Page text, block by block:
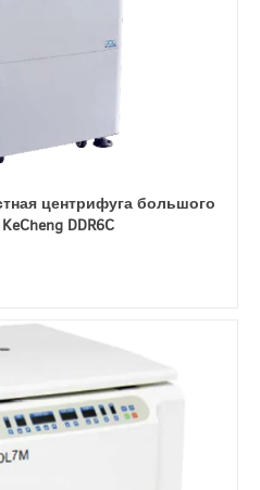
центрифуга большого
DDR6C